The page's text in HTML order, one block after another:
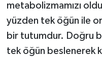
metabolizmamızı
yüzden tek öğün ile
bir tutumdur. Doğru
tek öğün beslenerek
Etiketler